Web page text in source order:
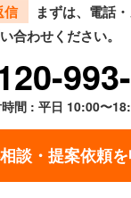
信
まずは、電話
合わせください。
間 : 平日 10:00〜
談・提案依頼